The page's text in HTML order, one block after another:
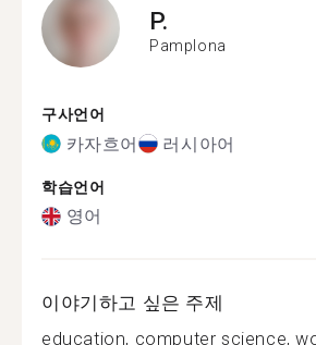
P.
Pamplona
구사언어
카자흐어 러시아어
학습언어
영어
이야기하고 싶은 주제
education, computer science,